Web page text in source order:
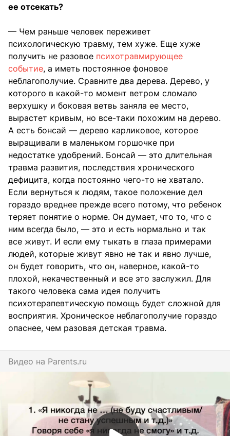
ее отсекать?
— Чем раньше человек переживет
психологическую травму, тем хуже. Еще хуже
получить не разовое психотравмирующее
событие, а иметь постоянное фоновое
неблагополучие. Сравните два дерева. Дерево, у
которого в какой-то момент ветром сломало
верхушку и боковая ветвь заняла ее место,
вырастет кривым, но все-таки похожим на дерево.
А есть бонсай — дерево карликовое, которое
выращивали в маленьком горшочке при
недостатке удобрений. Бонсай — это длительная
травма развития, последствия хронического
дефицита, когда постоянно чего-то не хватало.
Если вернуться к людям, такое положение дел
гораздо вреднее прежде всего потому, что ребенок
теряет понятие о норме. Он думает, что то, что с
ним всегда было, — это и есть нормально и так
все живут. И если ему тыкать в глаза примерами
людей, которые живут явно не так и явно лучше,
он будет говорить, что он, наверное, какой-то
плохой, некачественный и все это заслужил. Для
такого человека сама идея получить
психотерапевтическую помощь будет сложной для
восприятия. Хроническое неблагополучие гораздо
опаснее, чем разовая детская травма.
Видео на parents.ru